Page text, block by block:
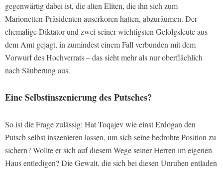
gegenwärtig dabei ist, die alten Eliten, die ihn sich zum
Marionetten-Präsidenten auserkoren hatten, abzuräumen. Der
ehemalige Diktator und zwei seiner wichtigsten Gefolgsleute aus
dem Amt gejagt, in zumindest einem Fall verbunden mit dem
Vorwurf des Hochverrats – das sieht mehr als nur oberflächlich
nach Säuberung aus.
Eine Selbstinszenierung des Putsches?
So ist die Frage zulässig: Hat Toqajev wie einst Erdogan den
Putsch selbst inszenieren lassen, um sich seine bedrohte Position zu
sichern? Wollte er sich auf diesem Wege seiner Herren im eigenen
Haus entledigen? Die Gewalt, die sich bei diesen Unruhen entladen